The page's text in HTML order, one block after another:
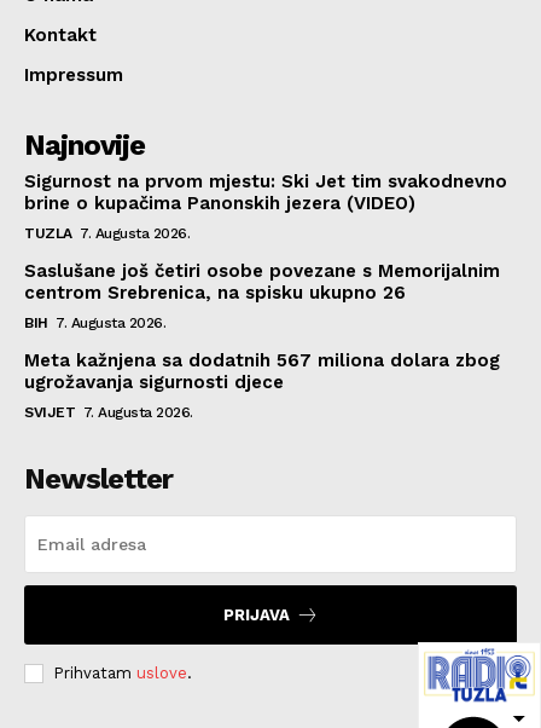
Kontakt
Impressum
Najnovije
Sigurnost na prvom mjestu: Ski Jet tim svakodnevno
brine o kupačima Panonskih jezera (VIDEO)
TUZLA 7. Augusta 2026.
Saslušane još četiri osobe povezane s Memorijalnim
centrom Srebrenica, na spisku ukupno 26
BIH 7. Augusta 2026.
Meta kažnjena sa dodatnih 567 miliona dolara zbog
ugrožavanja sigurnosti djece
SVIJET 7. Augusta 2026.
Newsletter
PRIJAVA
Prihvatam uslove.